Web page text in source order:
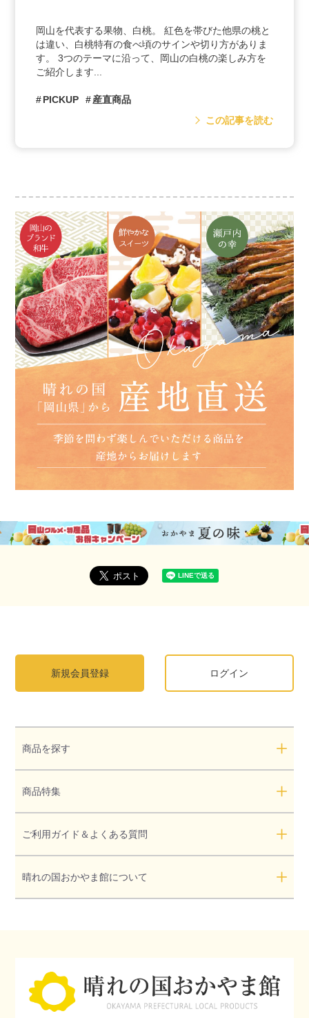
岡山を代表する果物、白桃。 紅色を帯びた他県の桃と
は違い、白桃特有の食べ頃のサインや切り方がありま
す。 3つのテーマに沿って、岡山の白桃の楽しみ方を
ご紹介します...
PICKUP
産直商品
この記事を読む
新規会員登録 ログイン
商品を探す
商品特集
ご利用ガイド＆よくある質問
晴れの国おかやま館について